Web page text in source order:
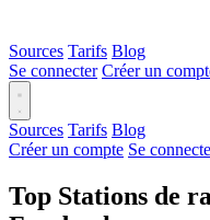
Sources Tarifs Blog
Se connecter Créer un
Sources Tarifs Blog
Créer un compte Se
Top Stations de